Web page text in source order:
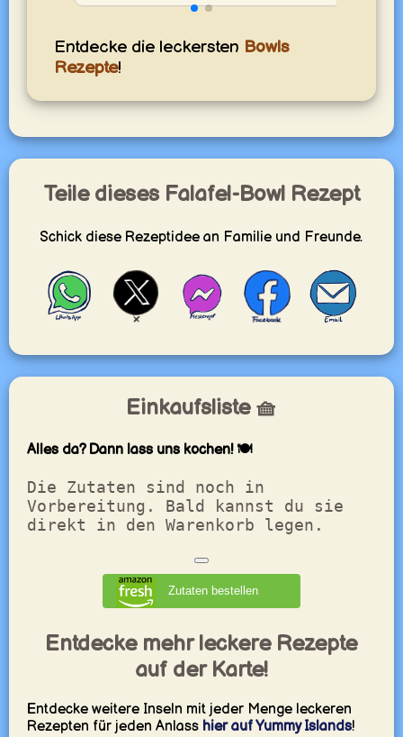
Entdecke die leckersten Bowls
Rezepte!
Teile dieses Falafel-Bowl Rezept
Schick diese Rezeptidee an Familie und Freunde.
Einkaufsliste 🧺
Alles da? Dann lass uns kochen! 🍽️
Die Zutaten sind noch in
Vorbereitung. Bald kannst du sie
direkt in den Warenkorb legen.
Zutaten bestellen
Entdecke mehr leckere Rezepte
auf der Karte!
Entdecke weitere Inseln mit jeder Menge leckeren
Rezepten für jeden Anlass hier auf Yummy Islands!